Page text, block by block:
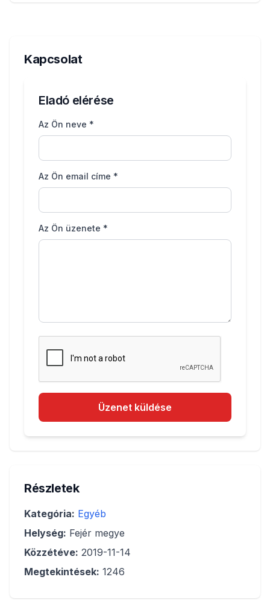
Kapcsolat
Eladó elérése
Az Ön neve *
Az Ön email címe *
Az Ön üzenete *
Üzenet küldése
Részletek
Kategória: Egyéb
Helység: Fejér megye
Közzétéve: 2019-11-14
Megtekintések: 1246